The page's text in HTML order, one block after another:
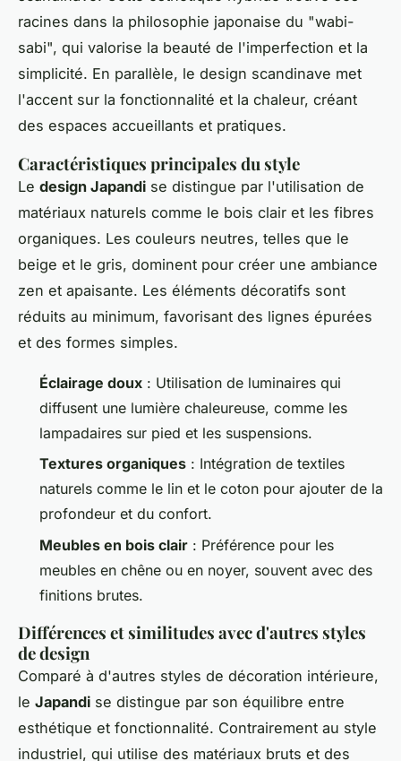
racines dans la philosophie japonaise du "wabi-
sabi", qui valorise la beauté de l'imperfection et la
simplicité. En parallèle, le design scandinave met
l'accent sur la fonctionnalité et la chaleur, créant
des espaces accueillants et pratiques.
Caractéristiques principales du style
Le design Japandi se distingue par l'utilisation de
matériaux naturels comme le bois clair et les fibres
organiques. Les couleurs neutres, telles que le
beige et le gris, dominent pour créer une ambiance
zen et apaisante. Les éléments décoratifs sont
réduits au minimum, favorisant des lignes épurées
et des formes simples.
Éclairage doux : Utilisation de luminaires qui
diffusent une lumière chaleureuse, comme les
lampadaires sur pied et les suspensions.
Textures organiques : Intégration de textiles
naturels comme le lin et le coton pour ajouter de la
profondeur et du confort.
Meubles en bois clair : Préférence pour les
meubles en chêne ou en noyer, souvent avec des
finitions brutes.
Différences et similitudes avec d'autres styles
de design
Comparé à d'autres styles de décoration intérieure,
le Japandi se distingue par son équilibre entre
esthétique et fonctionnalité. Contrairement au style
industriel, qui utilise des matériaux bruts et des